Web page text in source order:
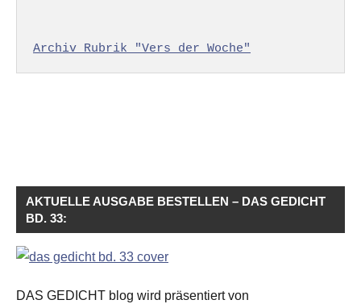
Archiv Rubrik "Vers der Woche"
AKTUELLE AUSGABE BESTELLEN – DAS GEDICHT
BD. 33:
DAS GEDICHT blog wird präsentiert von